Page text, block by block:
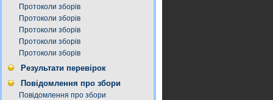
Протоколи зборів
Протоколи зборів
Протоколи зборів
Протоколи зборів
Протоколи зборів
Результати перевірок
Повідомлення про збори
Повідомлення про збори